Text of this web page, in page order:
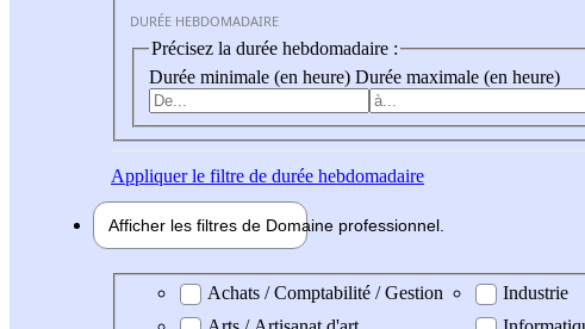
DURÉE HEBDOMADAIRE
Précisez la durée hebdomadaire :
Durée minimale (en heure) Durée maximale (en heure)
Appliquerle filtre de durée hebdomadaire
Afficher les filtres de Domaine professionnel
Domaine professionel
Achats / Comptabilité / Gestion
Industrie